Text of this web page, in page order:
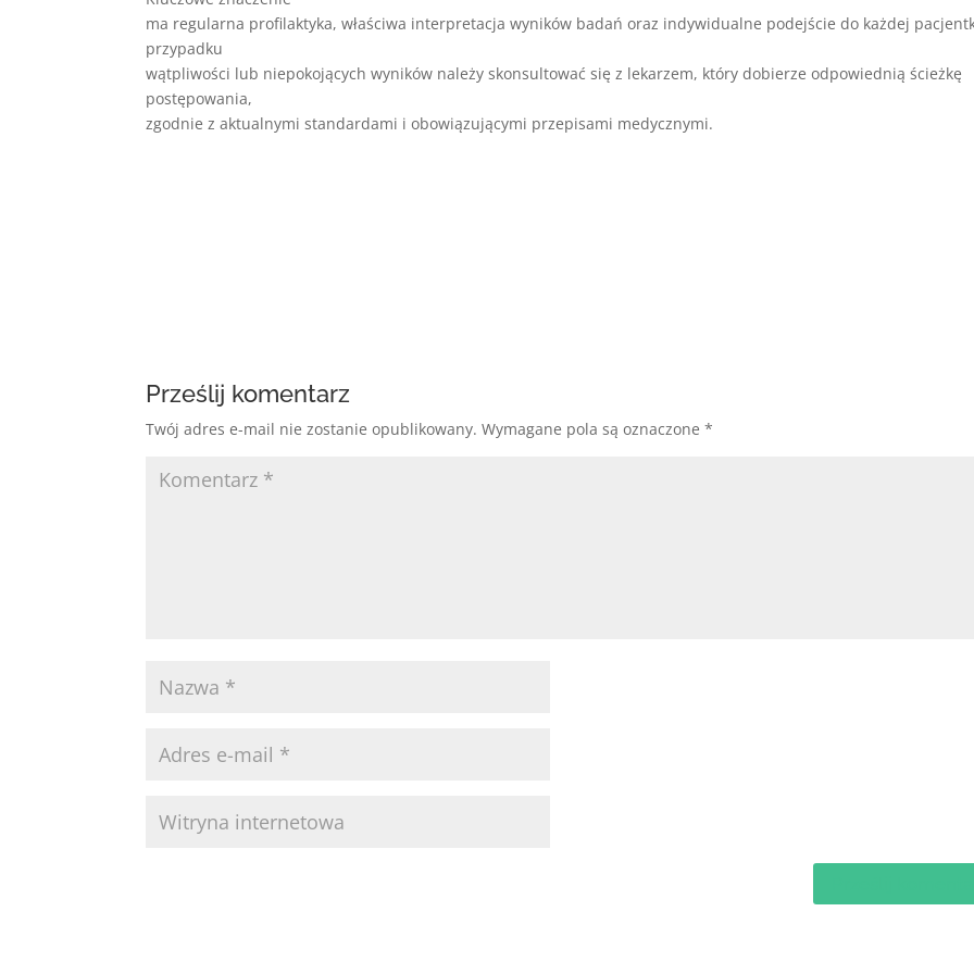
ma regularna profilaktyka, właściwa interpretacja wyników badań oraz indywidualne podejście do każdej
przypadku
wątpliwości lub niepokojących wyników należy skonsultować się z lekarzem, który dobierze odpowiednią ścieżkę
postępowania,
zgodnie z aktualnymi standardami i obowiązującymi przepisami medycznymi.
Prześlij komentarz
Twój adres e-mail nie zostanie opublikowany. Wymagane pola są oznaczone*